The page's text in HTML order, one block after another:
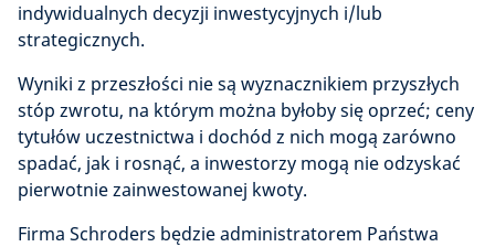
indywidualnych decyzji inwestycyjnych i/lub
strategicznych.
Wyniki z przeszłości nie są wyznacznikiem przyszłych
stóp zwrotu, na którym można byłoby się oprzeć; ceny
tytułów uczestnictwa i dochód z nich mogą zarówno
spadać, jak i rosnąć, a inwestorzy mogą nie odzyskać
pierwotnie zainwestowanej kwoty.
Firma Schroders będzie administratorem Państwa